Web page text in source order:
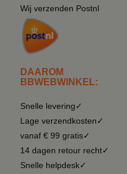
Wij verzenden Postnl
DAAROM
BBWEBWINKEL:
Snelle levering✓
Lage verzendkosten✓
vanaf € 99 gratis✓
14 dagen retour recht✓
Snelle helpdesk✓